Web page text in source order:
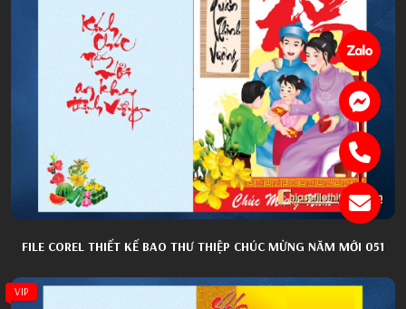
FILE COREL THIẾT KẾ BAO THƯ THIỆP CHÚC MỪNG NĂM MỚI 051
VIP